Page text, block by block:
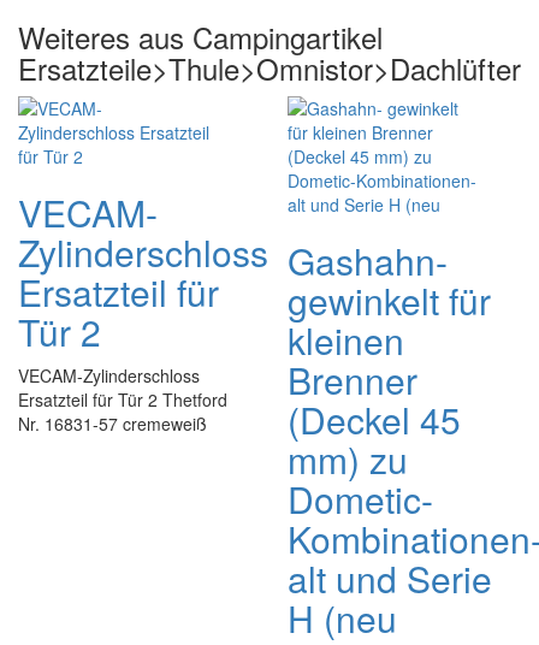
Weiteres aus Campingartikel
Ersatzteile>Thule>Omnistor>Dachlüfter
VECAM-
Zylinderschloss
Ersatzteil für
Tür 2
VECAM-Zylinderschloss
Ersatzteil für Tür 2 Thetford
Nr. 16831-57 cremeweiß
Gashahn-
gewinkelt für
kleinen
Brenner
(Deckel 45
mm) zu
Dometic-
alt und Serie
H (neu